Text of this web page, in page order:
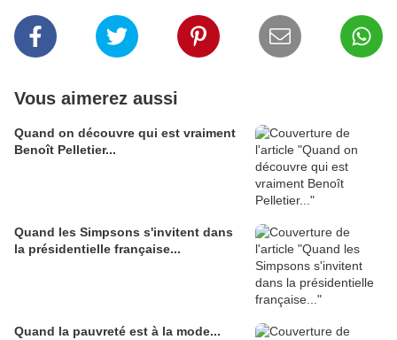
Vous aimerez aussi
Quand on découvre qui est vraiment
Benoît Pelletier...
Quand les Simpsons s'invitent dans
la présidentielle française...
Quand la pauvreté est à la mode...